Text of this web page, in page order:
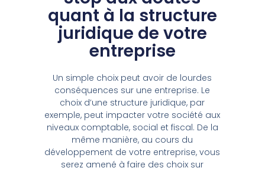
quant à la structure
juridique de votre
entreprise
Un simple choix peut avoir de lourdes
conséquences sur une entreprise. Le
choix d’une structure juridique, par
exemple, peut impacter votre société aux
niveaux comptable, social et fiscal. De la
même manière, au cours du
développement de votre entreprise, vous
serez amené à faire des choix sur